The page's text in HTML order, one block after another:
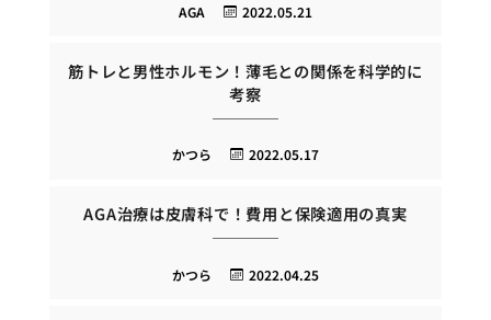
2022.05.21
AGA
筋トレと男性ホルモン！薄毛との関係を科学的に
考察
2022.05.17
かつら
AGA治療は皮膚科で！費用と保険適用の真実
2022.04.25
かつら